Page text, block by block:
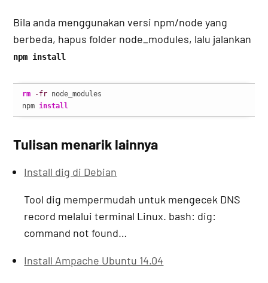
Bila anda menggunakan versi npm/node yang
berbeda, hapus folder node_modules, lalu jalankan
npm install
rm -fr node_modules
npm install
Tulisan menarik lainnya
Install dig di Debian
Tool dig mempermudah untuk mengecek DNS
record melalui terminal Linux. bash: dig:
command not found…
Install Ampache Ubuntu 14.04